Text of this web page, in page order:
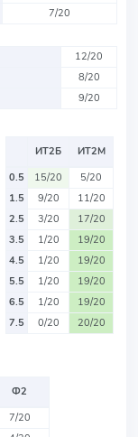
7/20
12/20
8/20
9/20
ИТ2Б
ИТ2М
0.5
15/20
5/20
1.5
9/20
11/20
2.5
3/20
17/20
3.5
1/20
19/20
4.5
1/20
19/20
5.5
1/20
19/20
6.5
1/20
19/20
7.5
0/20 20/20
Ф2
7/20